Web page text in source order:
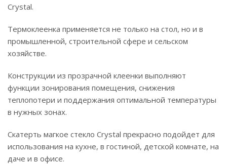
Crystal.
Термоклеенка применяется не только на стол, но и в
промышленной, строительной сфере и сельском
хозяйстве.
Конструкции из прозрачной клеенки выполняют
функции зонирования помещения, снижения
теплопотери и поддержания оптимальной температуры
в нужных зонах.
Скатерть магкое стекло Crystal прекрасно подойдет для
использования на кухне, в гостиной, детской комнате, на
даче и в офисе.